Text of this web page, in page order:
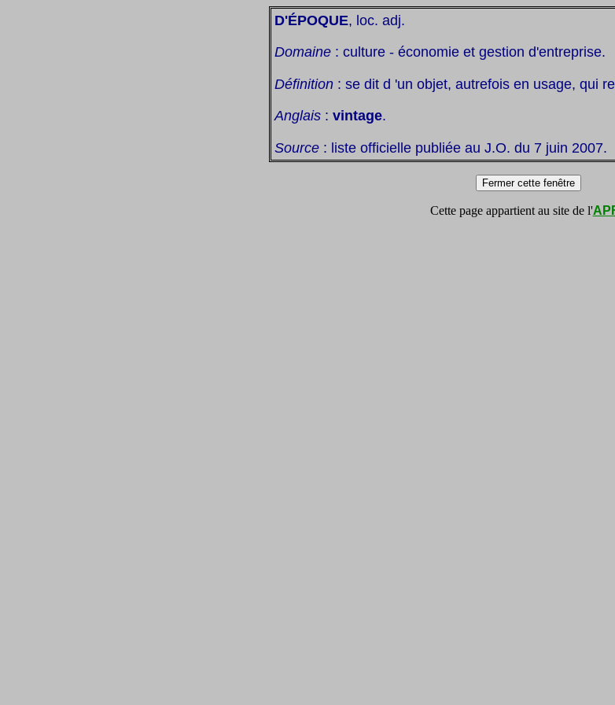
D'ÉPOQUE, loc. adj.
Domaine : culture - économie et gestion d'entreprise.
Définition : se dit d 'un objet, autrefois en usage, qui
Anglais : vintage.
Source : liste officielle publiée au J.O. du 7 juin 2007.
Cette page appartient au site de l'